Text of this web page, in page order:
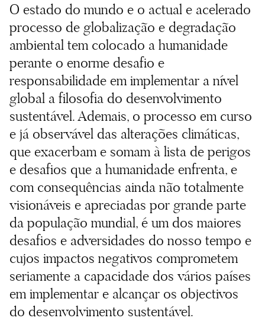
O estado do mundo e o actual e acelerado
processo de globalização e degradação
ambiental tem colocado a humanidade
perante o enorme desafio e
responsabilidade em implementar a nível
global a filosofia do desenvolvimento
sustentável. Ademais, o processo em curso
e já observável das alterações climáticas,
que exacerbam e somam à lista de perigos
e desafios que a humanidade enfrenta, e
com consequências ainda não totalmente
visionáveis e apreciadas por grande parte
da população mundial, é um dos maiores
desafios e adversidades do nosso tempo e
cujos impactos negativos comprometem
seriamente a capacidade dos vários países
em implementar e alcançar os objectivos
do desenvolvimento sustentável.